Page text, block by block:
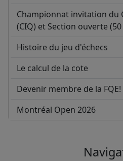
Championnat invitation du
(CIQ) et Section ouverte
Histoire du jeu d'échecs
Le calcul de la cote
Devenir membre de la FQE!
Montréal Open 2026